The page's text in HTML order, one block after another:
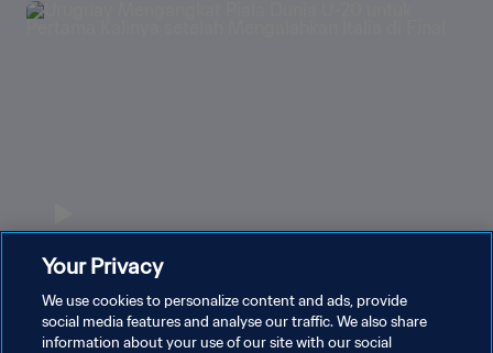
Uruguay Mengangkat Piala Dunia U-20
untuk Pertama Kalinya setelah
Mengalahkan Italia di Final
Your Privacy
We use cookies to personalize content and ads, provide
social media features and analyse our traffic. We also share
information about your use of our site with our social